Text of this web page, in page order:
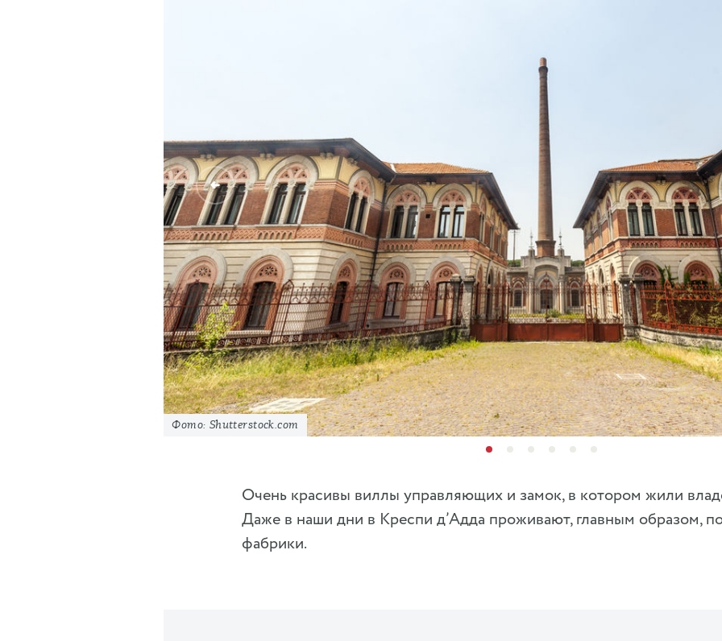
Фото: Shutterstock.com
Очень красивы виллы управляющих и замок, в котором жили
Даже в наши дни в Креспи д’Адда проживают, главным образом,
фабрики.